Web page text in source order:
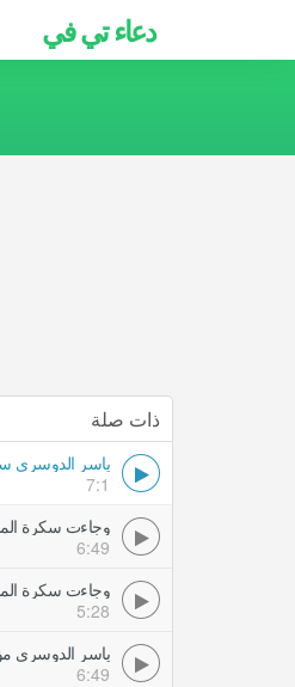
دعاء تي في
ذات صلة
ياسر الدوسري
7:1
وجاءت سكرة الموت
6:49
وجاءت سكرة
5:28
ياسر الدوسري
6:49